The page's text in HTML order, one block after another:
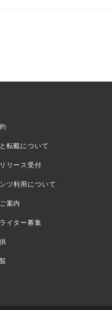
転載について
リース受付
ツ利用について
案内
イター募集